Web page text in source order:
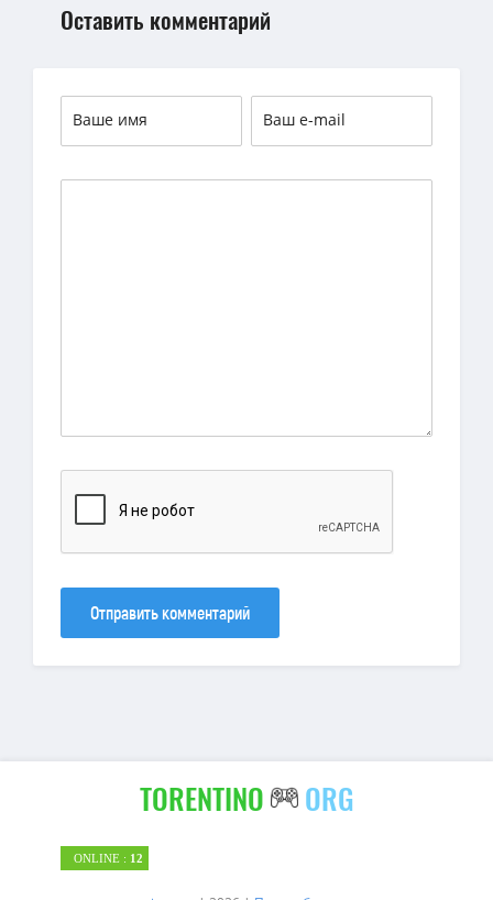
Оставить комментарий
Отправить комментарий
TORENTINO ORG
ONLINE : 12